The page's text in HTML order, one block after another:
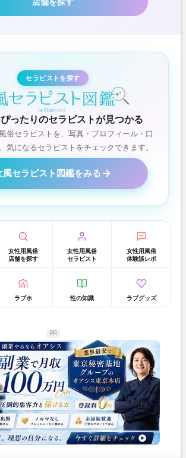
セラピストを探す
ったりのセラピストが見つかる
俗セラピストを、写真・プロフィール・口
気になるセラピストをチェックできます。
風セラピスト図鑑をみる
女性用風俗
店舗を探す
女性用風俗
セラピスト
女性用風俗
体験談レポ
ラブホ 性の知識 ラブグッズ
PR